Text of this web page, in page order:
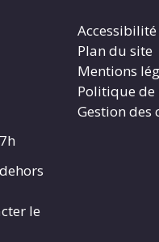
le
Plan du site
Mentions
Politique de
Gestion des